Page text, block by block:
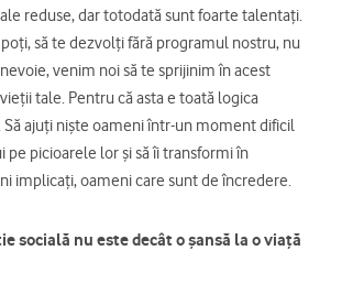
reduse, dar totodată sunt foarte talentați.
poți, să te dezvolți fără programul nostru, nu
venim noi să te sprijinim în acest
tale. Pentru că asta e toată logica
Să ajuți niște oameni într-un moment dificil
pe picioarele lor și să îi transformi în
implicați, oameni care sunt de încredere.
socială nu este decât o șansă la o viață